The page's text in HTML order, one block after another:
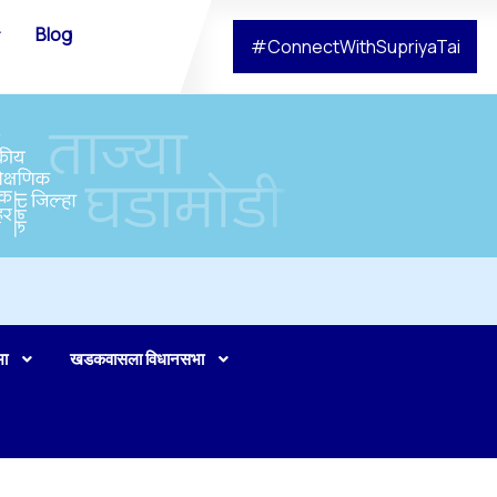
Blog
#ConnectWithSupriyaTai
खडकवासला विधानसभा